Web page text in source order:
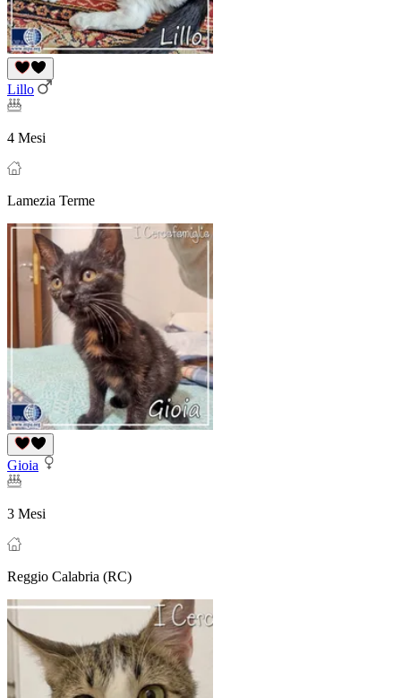
Lillo
4 Mesi
Lamezia Terme
Gioia
3 Mesi
Reggio Calabria (RC)